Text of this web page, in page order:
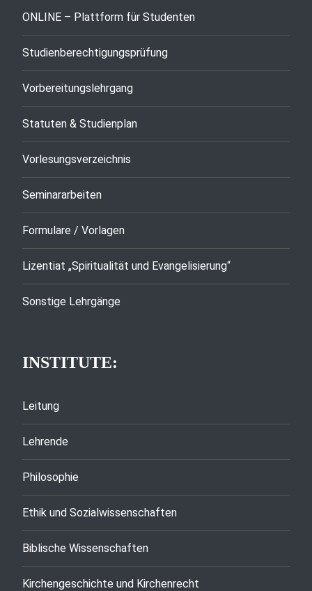
ONLINE – Plattform für Studenten
Studienberechtigungsprüfung
Vorbereitungslehrgang
Statuten & Studienplan
Vorlesungsverzeichnis
Seminararbeiten
Formulare / Vorlagen
Lizentiat „Spiritualität und Evangelisierung“
Sonstige Lehrgänge
INSTITUTE:
Leitung
Lehrende
Philosophie
Ethik und Sozialwissenschaften
Biblische Wissenschaften
Kirchengeschichte und Kirchenrecht